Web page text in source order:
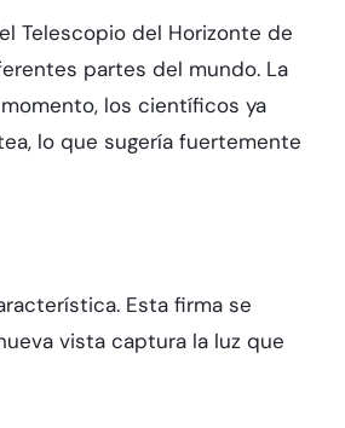
Telescopio del Horizonte de
partes del mundo. La
los científicos ya
lo que sugería fuertemente
Esta firma se
vista captura la luz que